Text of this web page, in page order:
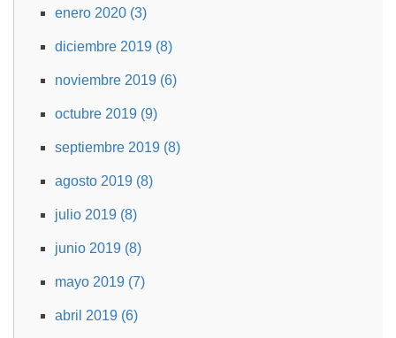
enero 2020 (3)
diciembre 2019 (8)
noviembre 2019 (6)
octubre 2019 (9)
septiembre 2019 (8)
agosto 2019 (8)
julio 2019 (8)
junio 2019 (8)
mayo 2019 (7)
abril 2019 (6)